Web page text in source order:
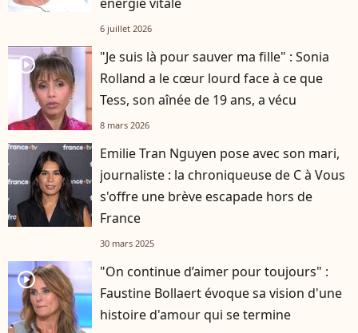
6 juillet 2026
player2
"Je suis là pour sauver ma fille" : Sonia
Rolland a le cœur lourd face à ce que
Tess, son aînée de 19 ans, a vécu
8 mars 2026
Emilie Tran Nguyen pose avec son mari,
journaliste : la chroniqueuse de C à Vous
s'offre une brève escapade hors de
France
30 mars 2025
player2
"On continue d’aimer pour toujours" :
Faustine Bollaert évoque sa vision d'une
histoire d'amour qui se termine